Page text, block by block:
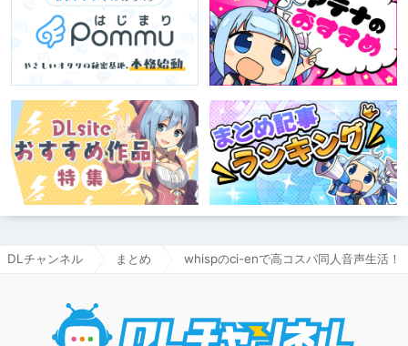
DLチャンネル まとめ whispのci-enで高コスパ同人音声生活！